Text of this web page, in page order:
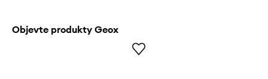
Objevte produkty Geox